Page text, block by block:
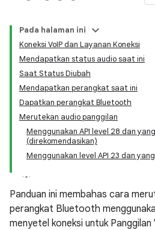
Pada halaman ini
Koneksi VoIP dan Layanan Koneksi
Mendapatkan status audio saat ini
Saat Status Diubah
Mendapatkan perangkat saat ini
Dapatkan perangkat Bluetooth
Merutekan audio panggilan
Menggunakan API level 28 dan
(direkomendasikan)
Menggunakan level API 23 dan
Panduan ini membahas cara
perangkat Bluetooth
menyetel koneksi untuk Panggilan